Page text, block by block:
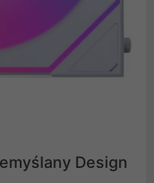
Design